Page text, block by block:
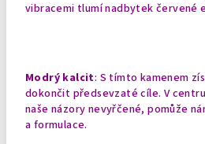
vibracemi tlumí nadbytek červené
Modrý kalcit: S tímto kamenem
dokončit předsevzaté cíle. V
naše názory nevyřčené, pomůže
a formulace.